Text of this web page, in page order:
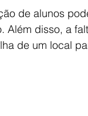
de alunos
Além disso, a
de um local